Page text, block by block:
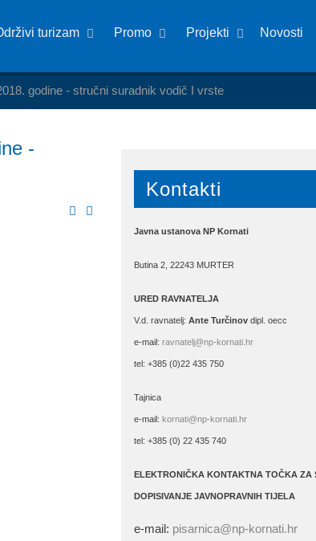
turizam Promo Projekti Novosti
godine - stručni suradnik vodič I vrste
-
Kontakti
Javna ustanova NP Kornati
Butina 2, 22243 MURTER
URED RAVNATELJA
V.d. ravnatelj: Ante Turčinov dipl. oecc
e-mail: ravnatelj@np-kornati.hr
tel: +385 (0)22 435 750
Tajnica
e-mail: kornati@np-kornati.hr
tel: +385 (0) 22 435 740
ELEKTRONIČKA KONTAKTNA TOČKA ZA
DOPISIVANJE JAVNOPRAVNIH TIJELA
e-mail: pisarnica@np-kornati.hr